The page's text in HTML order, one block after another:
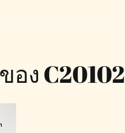
ง C20102